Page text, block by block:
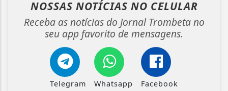
NOSSAS NOTÍCIAS NO CELULAR
Receba as notícias do Jornal Trombeta no
seu app favorito de mensagens.
Telegram Whatsapp Facebook